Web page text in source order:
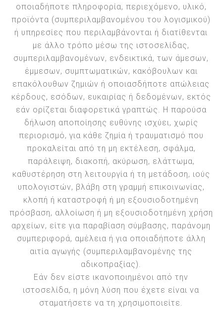
οποιαδήποτε πληροφορία, περιεχόμενο, υλικό,
προϊόντα (συμπεριλαμβανομένου του λογισμικού)
ή υπηρεσίες που περιλαμβάνονται ή διατίθενται
με άλλο τρόπο μέσω της ιστοσελίδας,
συμπεριλαμβανομένων, ενδεικτικά, των άμεσων,
έμμεσων, συμπτωματικών, κακόβουλων και
επακόλουθων ζημιών ή οποιασδήποτε απώλειας
κέρδους, εσόδων, ευκαιρίας ή δεδομένων, εκτός
εάν ορίζεται διαφορετικά γραπτώς. Η παρούσα
δήλωση αποποίησης ευθύνης ισχύει, χωρίς
περιορισμό, για κάθε ζημία ή τραυματισμό που
προκαλείται από τη μη εκτέλεση, σφάλμα,
παράλειψη, διακοπή, ακύρωση, ελάττωμα,
καθυστέρηση στη λειτουργία ή τη μετάδοση, ιούς
υπολογιστών, βλάβη στη γραμμή επικοινωνίας,
κλοπή ή καταστροφή ή μη εξουσιοδοτημένη
πρόσβαση, αλλοίωση ή μη εξουσιοδοτημένη χρήση
αρχείων, είτε για παραβίαση σύμβασης, παράνομη
συμπεριφορά, αμέλεια ή για οποιαδήποτε άλλη
αιτία αγωγής (συμπεριλαμβανομένης της
αδικοπραξίας).
Εάν δεν είστε ικανοποιημένοι από την
ιστοσελίδα, η μόνη λύση που έχετε είναι να
σταματήσετε να τη χρησιμοποιείτε.